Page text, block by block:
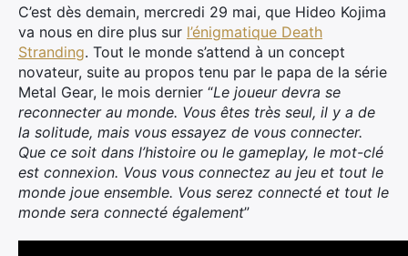
C’est dès demain, mercredi 29 mai, que Hideo Kojima
va nous en dire plus sur l’énigmatique Death
Stranding. Tout le monde s’attend à un concept
novateur, suite au propos tenu par le papa de la série
Metal Gear, le mois dernier “Le joueur devra se
reconnecter au monde. Vous êtes très seul, il y a de
la solitude, mais vous essayez de vous connecter.
Que ce soit dans l’histoire ou le gameplay, le mot-clé
est connexion. Vous vous connectez au jeu et tout le
monde joue ensemble. Vous serez connecté et tout le
monde sera connecté également”